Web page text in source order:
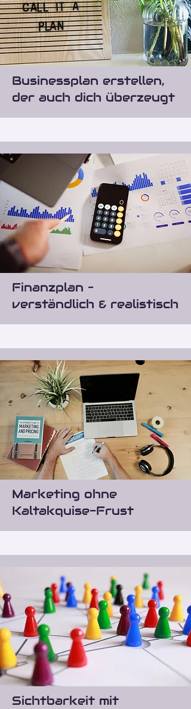
Businessplan erstellen,
der auch dich überzeugt
Finanzplan –
verständlich & realistisch
Marketing ohne
Kaltakquise-Frust
Sichtbarkeit mit